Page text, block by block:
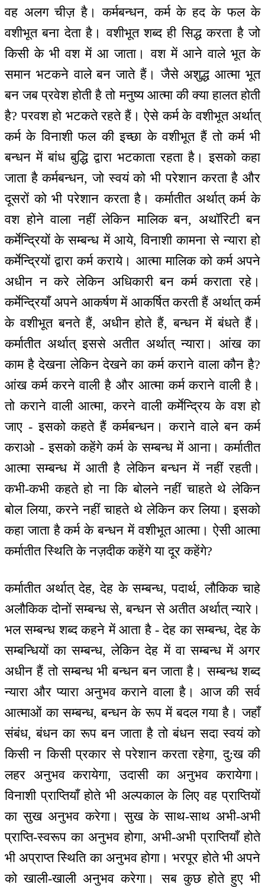
वह अलग चीज़ है। कर्मबन्धन, कर्म के हद के फल के
वशीभूत बना देता है। वशीभूत शब्द ही सिद्ध करता है जो
किसी के भी वश में आ जाता। वश में आने वाले भूत के
समान भटकने वाले बन जाते हैं। जैसे अशुद्ध आत्मा भूत
बन जब प्रवेश होती है तो मनुष्य आत्मा की क्या हालत होती
है? परवश हो भटकते रहते हैं। ऐसे कर्म के वशीभूत अर्थात्
कर्म के विनाशी फल की इच्छा के वशीभूत हैं तो कर्म भी
बन्धन में बांध बुद्धि द्वारा भटकाता रहता है। इसको कहा
जाता है कर्मबन्धन, जो स्वयं को भी परेशान करता है और
दूसरों को भी परेशान करता है। कर्मातीत अर्थात् कर्म के
वश होने वाला नहीं लेकिन मालिक बन, अथॉरिटी बन
कर्मेन्द्रियों के सम्बन्ध में आये, विनाशी कामना से न्यारा हो
कर्मेन्द्रियों द्वारा कर्म कराये। आत्मा मालिक को कर्म अपने
अधीन न करे लेकिन अधिकारी बन कर्म कराता रहे।
कर्मेन्द्रियाँ अपने आकर्षण में आकर्षित करती हैं अर्थात् कर्म
के वशीभूत बनते हैं, अधीन होते हैं, बन्धन में बंधते हैं।
कर्मातीत अर्थात् इससे अतीत अर्थात् न्यारा। आंख का
काम है देखना लेकिन देखने का कर्म कराने वाला कौन है?
आंख कर्म करने वाली है और आत्मा कर्म कराने वाली है।
तो कराने वाली आत्मा, करने वाली कर्मेन्द्रिय के वश हो
जाए - इसको कहते हैं कर्मबन्धन। कराने वाले बन कर्म
कराओ - इसको कहेंगे कर्म के सम्बन्ध में आना। कर्मातीत
आत्मा सम्बन्ध में आती है लेकिन बन्धन में नहीं रहती।
कभी-कभी कहते हो ना कि बोलने नहीं चाहते थे लेकिन
बोल लिया, करने नहीं चाहते थे लेकिन कर लिया। इसको
कहा जाता है कर्म के बन्धन में वशीभूत आत्मा। ऐसी आत्मा
कर्मातीत स्थिति के नज़दीक कहेंगे या दूर कहेंगे?
कर्मातीत अर्थात् देह, देह के सम्बन्ध, पदार्थ, लौकिक चाहे
अलौकिक दोनों सम्बन्ध से, बन्धन से अतीत अर्थात् न्यारे।
भल सम्बन्ध शब्द कहने में आता है - देह का सम्बन्ध, देह के
सम्बन्धियों का सम्बन्ध, लेकिन देह में वा सम्बन्ध में अगर
अधीन हैं तो सम्बन्ध भी बन्धन बन जाता है। सम्बन्ध शब्द
न्यारा और प्यारा अनुभव कराने वाला है। आज की सर्व
आत्माओं का सम्बन्ध, बन्धन के रूप में बदल गया है। जहाँ
संबंध, बंधन का रूप बन जाता है तो बंधन सदा स्वयं को
किसी न किसी प्रकार से परेशान करता रहेगा, दु:ख की
लहर अनुभव करायेगा, उदासी का अनुभव करायेगा।
विनाशी प्राप्तियाँ होते भी अल्पकाल के लिए वह प्राप्तियों
का सुख अनुभव करेगा। सुख के साथ-साथ अभी-अभी
प्राप्ति-स्वरूप का अनुभव होगा, अभी-अभी प्राप्तियाँ होते
भी अप्राप्त स्थिति का अनुभव होगा। भरपूर होते भी अपने
को खाली-खाली अनुभव करेगा। सब कुछ होते हुए भी